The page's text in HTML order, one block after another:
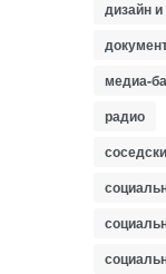
дизайн
медиа-
радио